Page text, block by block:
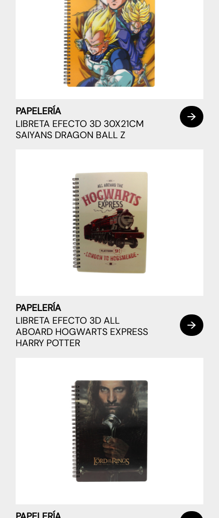
PAPELERÍA
LIBRETA EFECTO 3D 30X21CM
SAIYANS DRAGON BALL Z
PAPELERÍA
LIBRETA EFECTO 3D ALL
ABOARD HOGWARTS EXPRESS
HARRY POTTER